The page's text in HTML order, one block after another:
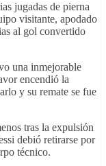
jugadas de pierna
visitante, apodado
al gol convertido
una inmejorable
encendió la
y su remate se fue
tras la expulsión
debió retirarse por
técnico.